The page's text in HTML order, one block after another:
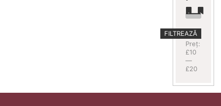
Preț
minim
Preț
maxim
FILTREAZĂ
Preț:
£10
—
£20